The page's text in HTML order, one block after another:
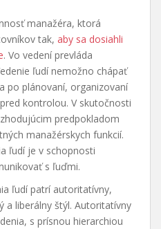
manažéra, ktorá
tak, aby sa dosiahli
. Vo vedení prevláda
ľudí nemožno chápať
po plánovaní, organizovaní
kontrolou. V skutočnosti
predpokladom
manažérskych funkcií.
ľudí je v schopnosti
s ľuďmi.
ľudí patrí autoritatívny,
a liberálny štýl. Autoritatívny
s prísnou hierarchiou